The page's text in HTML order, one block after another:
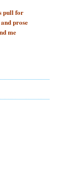
pull for
prose
me